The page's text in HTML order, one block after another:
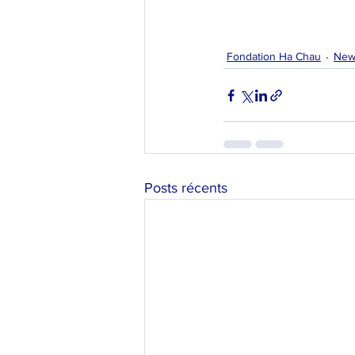
Fondation Ha Chau
Posts récents